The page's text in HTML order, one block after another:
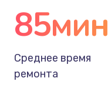
85мин
Среднее время
ремонта